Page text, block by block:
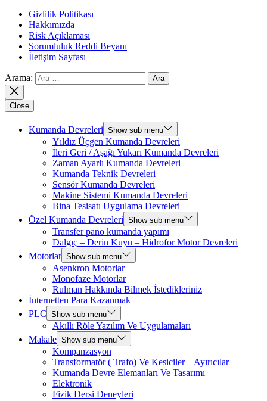
Gizlilik Politikası
Hakkımızda
Risk Açıklaması
Sorumluluk Reddi Beyanı
İletişim Sayfası
Arama:
Close
Kumanda Devreleri Show sub menu
Yıldız Üçgen Kumanda Devreleri
İleri Geri / Aşağı Yukarı Kumanda Devreleri
Zaman Ayarlı Kumanda Devreleri
Kumanda Teknik Devreleri
Sensör Kumanda Devreleri
Makine Sistemi Kumanda Devreleri
Bina Tesisatı Uygulama Devreleri
Özel Kumanda Devreleri Show sub menu
Transfer pano kumanda yapımı
Dalgıç – Derin Kuyu – Hidrofor Motor Devreleri
Motorlar Show sub menu
Asenkron Motorlar
Monofaze Motorlar
Rulman Hakkında Bilmek İstedikleriniz
İnternetten Para Kazanmak
PLC Show sub menu
Akıllı Röle Yazılım Ve Uygulamaları
Makale Show sub menu
Kompanzasyon
Transformatör ( Trafo) Ve Kesiciler – Ayırıcılar
Kumanda Devre Elemanları Ve Tasarımı
Elektronik
Fizik Dersi Deneyleri